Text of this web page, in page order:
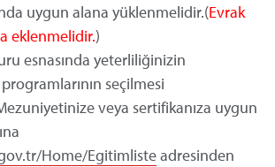
uygun alana yüklenmelidir.(Evrak
eklenmelidir.)
esnasında yeterliliğinizin
seçilmesi
veya sertifikanıza uygun
Home/Egitimlisteadresinden